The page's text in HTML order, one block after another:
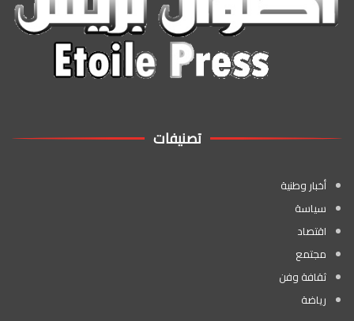
تصنيفات
أخبار وطنية
سياسة
اقتصاد
مجتمع
ثقافة وفن
رياضة